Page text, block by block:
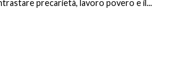
precarietà, lavoro povero e il...